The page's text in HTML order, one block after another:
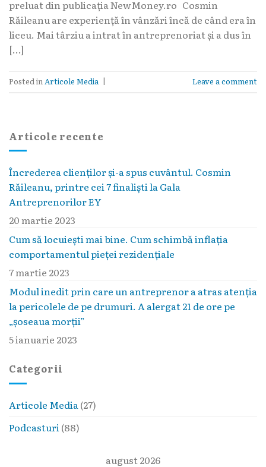
Articole recente
Încrederea clienților și-a spus cuvântul. Cosmin
Răileanu, printre cei 7 finaliști la Gala
Antreprenorilor EY
20 martie 2023
Cum să locuieşti mai bine. Cum schimbă inflaţia
comportamentul pieţei rezidenţiale
7 martie 2023
Modul inedit prin care un antreprenor a atras atenția
la pericolele de pe drumuri. A alergat 21 de ore pe
„șoseaua morții”
5 ianuarie 2023
Categorii
Articole Media (27)
Podcasturi (88)
august 2026
preluat din publicația NewMoney.ro Cosmin
Răileanu are experiență în vânzări încă de când era în
liceu. Mai târziu a intrat în antreprenoriat și a dus în
[…]
Posted inArticole Media | Leave a comment